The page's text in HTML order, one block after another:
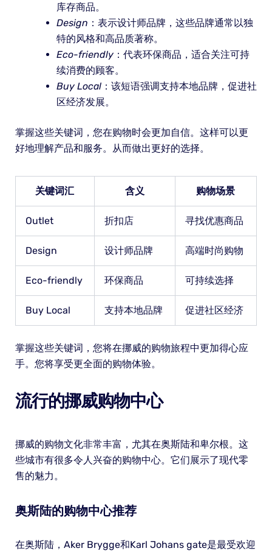
库存商品。
Design ：表示设计师品牌，这些品牌通常以独
特的风格和高品质著称。
Eco-friendly：代表环保商品，适合关注可持
续消费的顾客。
Buy Local：该短语强调支持本地品牌，促进社
区经济发展。
掌握这些关键词，您在购物时会更加自信。这样可以更
好地理解产品和服务。从而做出更好的选择。
关键词汇 含义 购物场景
Outlet 折扣店 寻找优惠商品
Design 设计师品牌 高端时尚购物
Eco-friendly 环保商品 可持续选择
Buy Local 支持本地品牌 促进社区经济
掌握这些关键词，您将在挪威的购物旅程中更加得心应
手。您将享受更全面的购物体验。
流行的挪威购物中心
挪威的购物文化非常丰富，尤其在奥斯陆和卑尔根。这
些城市有很多令人兴奋的购物中心。它们展示了现代零
售的魅力。
奥斯陆的购物中心推荐
在奥斯陆，Aker Brygge和Karl Johans gate是最受欢迎